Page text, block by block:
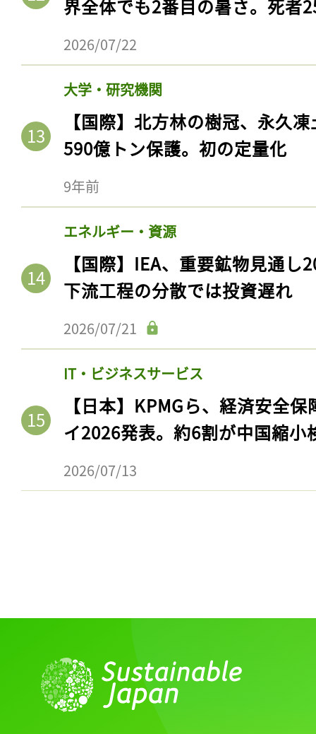
界全体でも2番目の暑さ。死者
2026/07/22
大学・研究機関
【国際】北方林の樹冠、永久
590億トン保護。初の定量化
9年前
エネルギー・資源
【国際】IEA、重要鉱物見通
下流工程の分散では投資遅れ
2026/07/21
IT・ビジネスサービス
【日本】KPMGら、経済安全
イ2026発表。約6割が中国縮小
2026/07/13